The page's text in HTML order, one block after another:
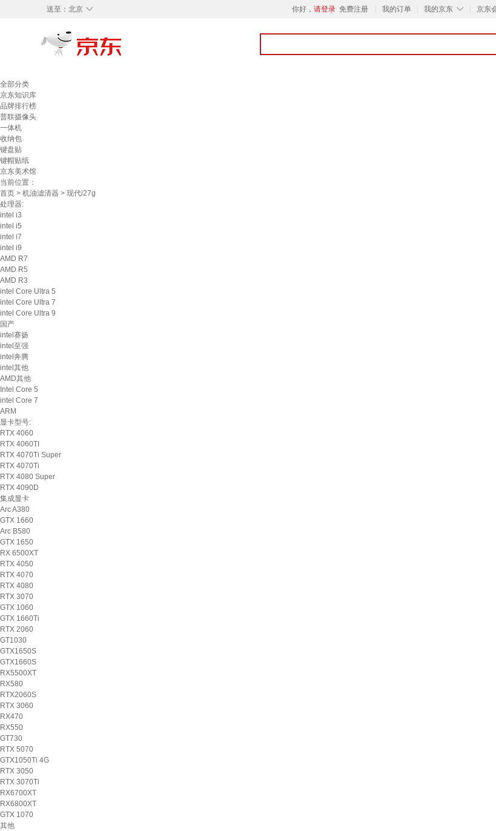
◇
送至： 北京 你好， 请登录 免费注册 我的订单 ◇
我的京东 京东
全部分类
京东知识库
品牌排行榜
普联摄像头
一体机
收纳包
键盘贴
键帽贴纸
京东美术馆
当前位置：
首页 > 机油滤清器 > 现代i27g
处理器:
intel i3
intel i5
intel i7
intel i9
AMD R7
AMD R5
AMD R3
intel Core Ultra 5
intel Core Ultra 7
intel Core Ultra 9
国产
intel赛扬
intel至强
intel奔腾
intel其他
AMD其他
Intel Core 5
intel Core 7
ARM
显卡型号:
RTX 4060
RTX 4060TI
RTX 4070Ti Super
RTX 4070Ti
RTX 4080 Super
RTX 4090D
集成显卡
Arc A380
GTX 1660
Arc B580
GTX 1650
RX 6500XT
RTX 4050
RTX 4070
RTX 4080
RTX 3070
GTX 1060
GTX 1660Ti
RTX 2060
GT1030
GTX1650S
GTX1660S
RX5500XT
RX580
RTX2060S
RTX 3060
RX470
RX550
GT730
RTX 5070
GTX1050Ti 4G
RTX 3050
RTX 3070Ti
RX6700XT
RX6800XT
GTX 1070
其他